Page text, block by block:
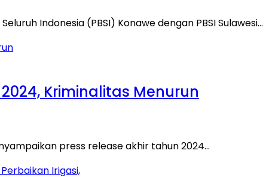
Indonesia (PBSI) Konawe dengan PBSI Sulawesi…
Kriminalitas Menurun
press release akhir tahun 2024…